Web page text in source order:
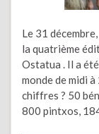
Le 31
la quatrième
Ostatua . Il a
monde de midi
chiffres ? 50
800 pintxos,